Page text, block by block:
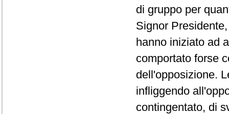
di gruppo per
Signor
hanno iniziato ad
comportato forse
dell'opposizione.
infliggendo
contingentato, di